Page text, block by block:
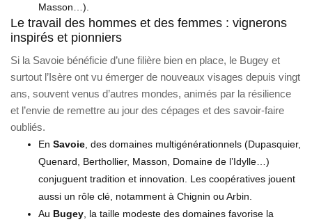
Masson…).
Le travail des hommes et des femmes : vignerons
inspirés et pionniers
Si la Savoie bénéficie d’une filière bien en place, le Bugey et
surtout l’Isère ont vu émerger de nouveaux visages depuis vingt
ans, souvent venus d’autres mondes, animés par la résilience
et l’envie de remettre au jour des cépages et des savoir-faire
oubliés.
En Savoie , des domaines multigénérationnels (Dupasquier,
Quenard, Berthollier, Masson, Domaine de l’Idylle…)
conjuguent tradition et innovation. Les coopératives jouent
aussi un rôle clé, notamment à Chignin ou Arbin.
Au Bugey , la taille modeste des domaines favorise la